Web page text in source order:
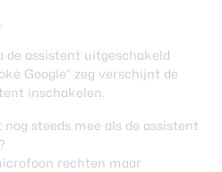
de assistent uitgeschakeld
Google” zeg verschijnt de
inschakelen.
nog steeds mee als de assistent
rechten maar